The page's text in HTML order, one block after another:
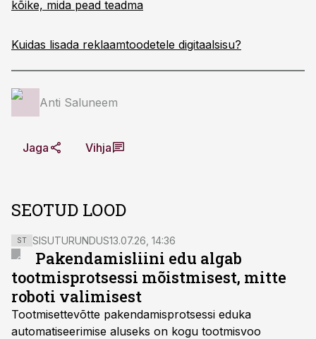
kõike, mida pead teadma
Kuidas lisada reklaamtoodetele digitaalsisu?
Anti Saluneem
Jaga Vihja
SEOTUD LOOD
ST SISUTURUNDUS13.07.26, 14:36
Pakendamisliini edu algab
tootmisprotsessi mõistmisest, mitte
roboti valimisest
Tootmisettevõtte pakendamisprotsessi eduka
automatiseerimise aluseks on kogu tootmisvoo